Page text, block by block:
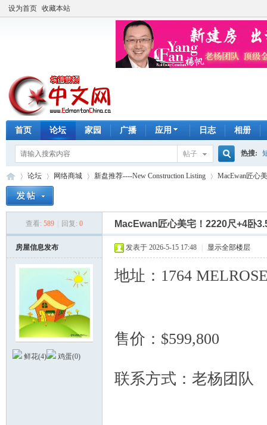
设为首页 收藏本站
首页 论坛 家园 广播 应用 日志 相册
帖子
搜
索
热搜:
手工皂
论坛
›
网络商城
›
新盘推荐----New Construction Listing
›
MacEwan匠心
查看: 589 回复: 0 MacEwan匠心美宅！2220尺+4卧
房屋信息发布
鲜花(4) 鸡蛋(0)
发表于 2026-5-15 17:48 显示全部楼层
地址：1764
售价：$599,800
联系方式：老杨团队